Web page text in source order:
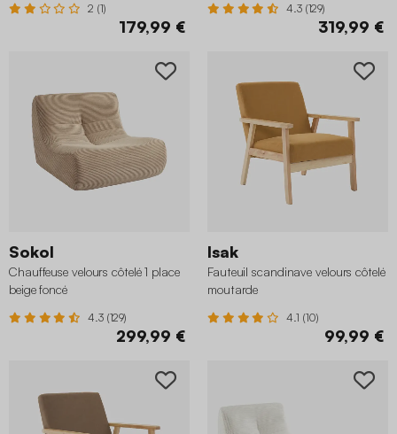
2 (1)
179,99 €
4.3 (129)
319,99 €
Sokol
Chauffeuse velours côtelé 1 place
beige foncé
4.3 (129)
299,99 €
Isak
Fauteuil scandinave velours côtelé
moutarde
4.1 (10)
99,99 €